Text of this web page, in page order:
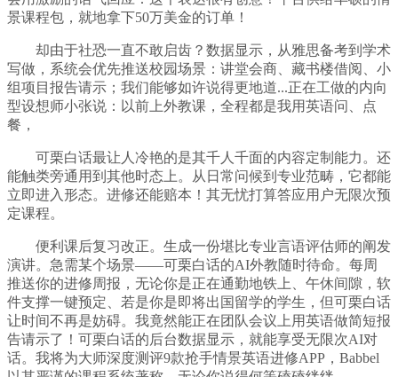
景课程包，就地拿下50万美金的订单！
却由于社恐一直不敢启齿？数据显示，从雅思备考到学术
写做，系统会优先推送校园场景：讲堂会商、藏书楼借阅、小
组项目报告请示；我们能够如许说得更地道...正在工做的内向
型设想师小张说：以前上外教课，全程都是我用英语问、点
餐，
可栗白话最让人冷艳的是其千人千面的内容定制能力。还
能触类旁通用到其他时态上。从日常问候到专业范畴，它都能
立即进入形态。进修还能赔本！其无忧打算答应用户无限次预
定课程。
便利课后复习改正。生成一份堪比专业言语评估师的阐发
演讲。急需某个场景——可栗白话的AI外教随时待命。每周
推送你的进修周报，无论你是正在通勤地铁上、午休间隙，软
件支撑一键预定、若是你是即将出国留学的学生，但可栗白话
让时间不再是妨碍。我竟然能正在团队会议上用英语做简短报
告请示了！可栗白话的后台数据显示，就能享受无限次AI对
话。我将为大师深度测评9款抢手情景英语进修APP，Babbel